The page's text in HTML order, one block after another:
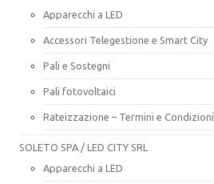
Apparecchi a LED
Accessori Telegestione e Smart City
Pali e Sostegni
Pali fotovoltaici
Rateizzazione – Termini e Condizioni
SOLETO SPA / LED CITY SRL
Apparecchi a LED